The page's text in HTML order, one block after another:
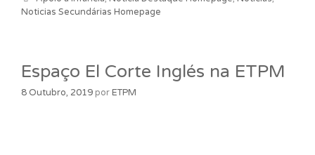
Noticias Secundárias Homepage
Espaço El Corte Inglés na ETPM
8 Outubro, 2019 porETPM